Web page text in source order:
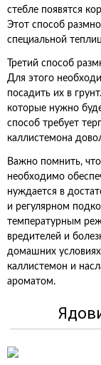
стебле появятся
Этот способ
специальной
Третий способ
Для этого
посадить их в
которые нужно
способ требует
каллистемона
Важно помнить,
необходимо
нуждается в
и регулярном
температурным
вредителей и
домашних
каллистемон и
ароматом.